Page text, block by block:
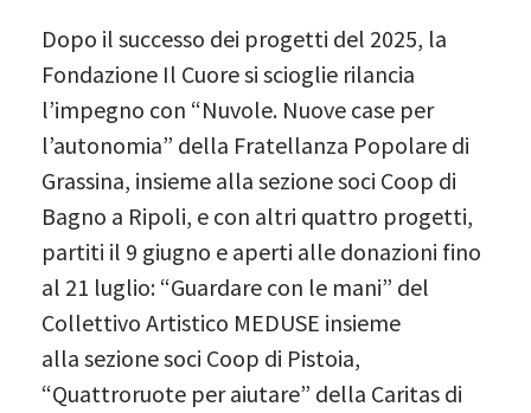
Dopo il successo dei progetti del 2025, la
Fondazione Il Cuore si scioglie rilancia
l’impegno con “Nuvole. Nuove case per
l’autonomia” della Fratellanza Popolare di
Grassina, insieme alla sezione soci Coop di
Bagno a Ripoli, e con altri quattro progetti,
partiti il 9 giugno e aperti alle donazioni fino
al 21 luglio: “Guardare con le mani” del
Collettivo Artistico MEDUSE insieme
alla sezione soci Coop di Pistoia,
“Quattroruote per aiutare” della Caritas di